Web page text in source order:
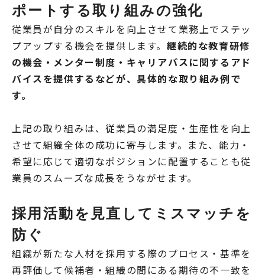
ポートする取り組みの強化
従業員が自分のスキルを向上させて業務上でステッ
プアップする機会を提供します。継続的な教育研修
の機会・メンター制度・キャリアパスに関するアド
バイスを提供するなどが、具体的な取り組み例で
す。
上記の取り組みは、従業員の満足度・生産性を向上
させて組織全体の成功に寄与します。また、能力・
希望に応じて適切なポジションに配置することも従
業員のスムーズな成長をうながせます。
採用活動を見直してミスマッチを
防ぐ
組織が新たな人材を採用する際のプロセス・基準を
再評価して候補者・組織の間にある期待の不一致を